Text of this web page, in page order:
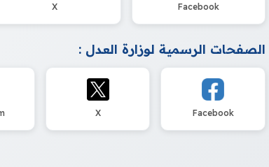
Facebook
X
الصفحات الرسمية لوزارة العدل :
Facebook
X